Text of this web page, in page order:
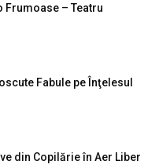
Frumoase – Teatru
Fabule pe Înţelesul
din Copilărie în Aer Liber